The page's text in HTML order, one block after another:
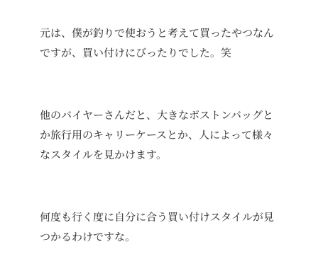
元は、僕が釣りで使おうと考えて買ったやつなん
ですが、買い付けにぴったりでした。笑
他のバイヤーさんだと、大きなボストンバッグと
か旅行用のキャリーケースとか、人によって様々
なスタイルを見かけます。
何度も行く度に自分に合う買い付けスタイルが見
つかるわけですな。